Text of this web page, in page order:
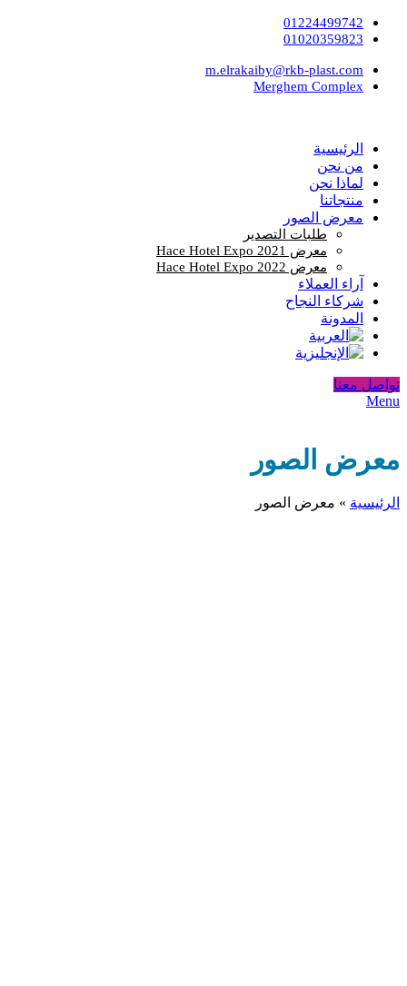
01224499742
01020359823
m.elrakaiby@rkb-plast.com
Merghem Complex
الرئيسية
من نحن
لماذا نحن
منتجاتنا
معرض الصور
طلبات التصدير
معرض Hace Hotel Expo 2021
معرض Hace Hotel Expo 2022
آراء العملاء
شركاء النجاح
المدونة
تواصل معنا
Menu
معرض الصور
الرئيسية » معرض الصور